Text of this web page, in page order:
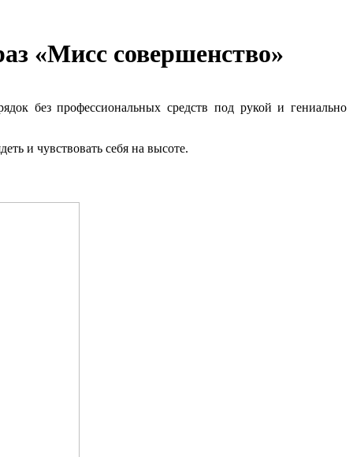
«Мисс совершенство»
без профессиональных средств под рукой и гениально
и чувствовать себя на высоте.